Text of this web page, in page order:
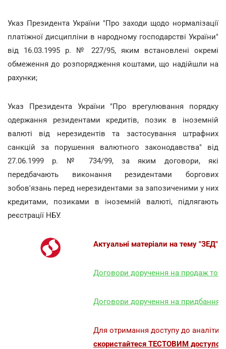
Указ Президента України "Про заходи щодо нормалізації
платіжної дисципліни в народному господарстві України"
від 16.03.1995 р. № 227/95, яким встановлені окремі
обмеження до розпорядження коштами, що надійшли на
рахунки;
Указ Президента України "Про врегулювання порядку
одержання резидентами кредитів, позик в іноземній
валюті від нерезидентів та застосування штрафних
санкцій за порушення валютного законодавства" від
27.06.1999 р. № 734/99, за яким договори, які
передбачають виконання резидентами боргових
зобов'язань перед нерезидентами за запозиченими у них
кредитами, позиками в іноземній валюті, підлягають
реєстрації НБУ.
Актуальні матеріали на тему "ЗЕД":
Договори доручення на продаж
Договори доручення на придбання
Для отримання доступу до
скористайтеся ТЕСТОВИМ доступом